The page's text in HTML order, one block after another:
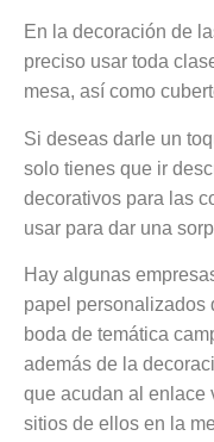
En la decoración de
preciso usar toda
mesa, así como
Si deseas darle un
solo tienes que ir
decorativos para las
usar para dar una
Hay algunas
papel personalizados
boda de temática
además de la
que acudan al enlace
sitios de ellos en la